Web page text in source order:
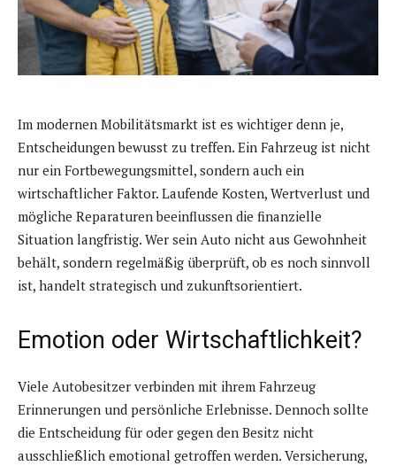
Im modernen Mobilitätsmarkt ist es wichtiger denn je,
Entscheidungen bewusst zu treffen. Ein Fahrzeug ist nicht
nur ein Fortbewegungsmittel, sondern auch ein
wirtschaftlicher Faktor. Laufende Kosten, Wertverlust und
mögliche Reparaturen beeinflussen die finanzielle
Situation langfristig. Wer sein Auto nicht aus Gewohnheit
behält, sondern regelmäßig überprüft, ob es noch sinnvoll
ist, handelt strategisch und zukunftsorientiert.
Emotion oder Wirtschaftlichkeit?
Viele Autobesitzer verbinden mit ihrem Fahrzeug
Erinnerungen und persönliche Erlebnisse. Dennoch sollte
die Entscheidung für oder gegen den Besitz nicht
ausschließlich emotional getroffen werden. Versicherung,